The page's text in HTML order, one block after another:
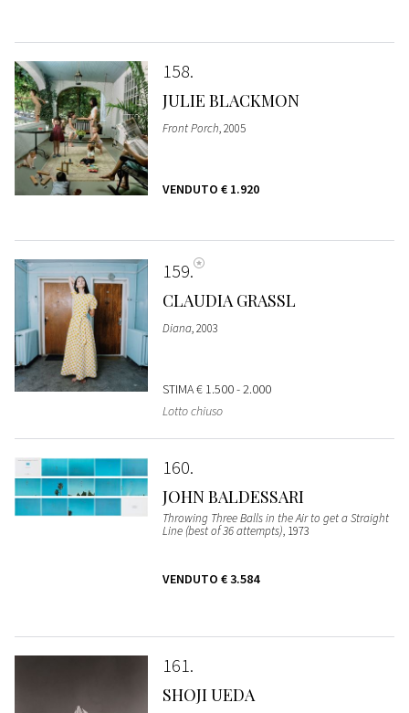
158
JULIE BLACKMON
Front Porch, 2005
VENDUTO € 1.920
159
CLAUDIA GRASSL
Diana, 2003
STIMA€ 1.500 - 2.000
Lotto chiuso
160
JOHN BALDESSARI
Throwing Three Balls in the Air to get a Straight
Line (best of 36 attempts), 1973
VENDUTO € 3.584
161
SHOJI UEDA